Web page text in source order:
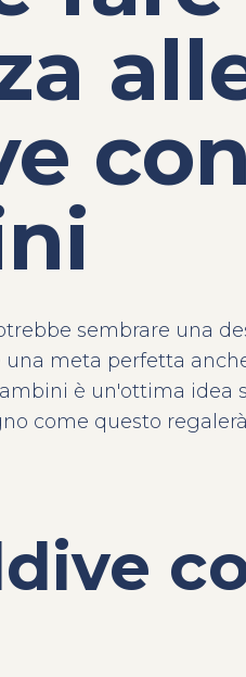
sembrare una
una meta perfetta
è un'ottima idea
come questo